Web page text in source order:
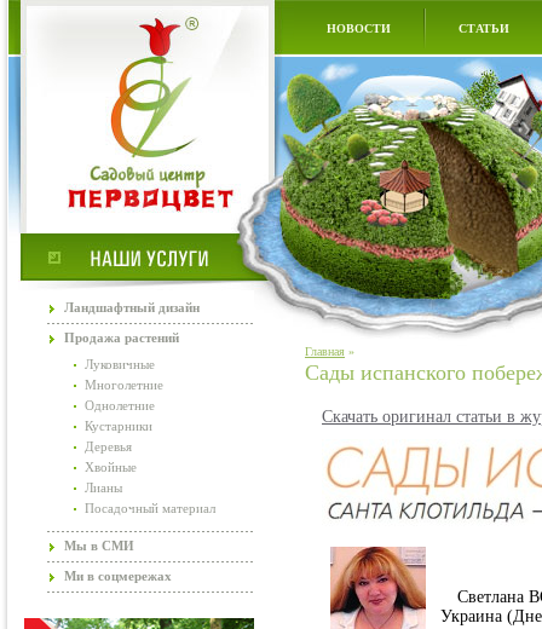
НОВОСТИ СТАТЬИ
Ландшафтный дизайн
Продажа растений
Луковичные
Многолетние
Однолетние
Кустарники
Деревья
Хвойные
Лианы
Посадочный материал
Мы в СМИ
Ми в соцмережах
Главная »
Сады испанского
Скачать оригинал статьи в
Светлана
Украина